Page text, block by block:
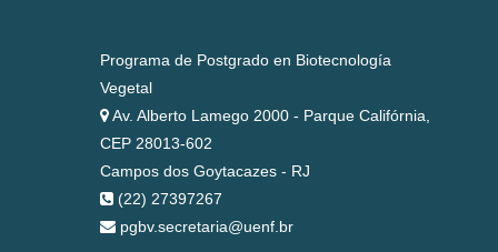
Programa de Postgrado en Biotecnología
Vegetal
Av. Alberto Lamego 2000 - Parque Califórnia,
CEP 28013-602
Campos dos Goytacazes - RJ
(22) 27397267
pgbv.secretaria@uenf.br